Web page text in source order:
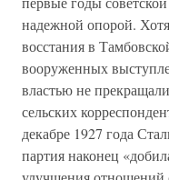
надежной опорой.
восстания в
вооруженных
властью не
сельских
декабре 1927 года
партия наконец